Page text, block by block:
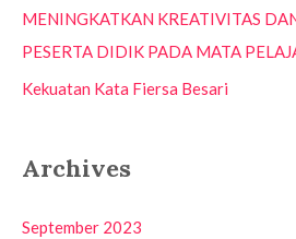
MENINGKATKAN KREATIVITAS
PESERTA DIDIK PADA MATA
Kekuatan Kata Fiersa Besari
Archives
September 2023